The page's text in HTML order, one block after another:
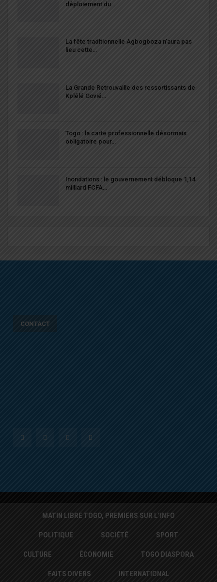
déploiement du…
La fête traditionnelle Agbogboza n’aura pas
lieu cette…
La Grande Retrouvaille des ressortissants de
Kplélé Govié…
Togo : la carte professionnelle désormais
obligatoire pour…
Inondations : le gouvernement débloque 1,14
milliard FCFA…
CONTACT
MATIN LIBRE TOGO, PREMIERS SUR L’INFO
POLITIQUE SOCIÉTÉ SPORT
CULTURE ÉCONOMIE TOGO DIASPORA
FAITS DIVERS INTERNATIONAL